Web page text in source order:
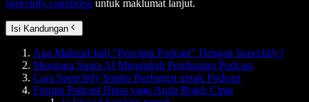
speechify.com/press untuk maklumat lanjut.
Isi Kandungan
Apa Maksud Jadi "Pencipta Podcast" Dengan Speechify?
Mengapa Suara AI Mengubah Pembuatan Podcast
Cara Speechify Studio Berfungsi untuk Podcast
Format Podcast Biasa yang Anda Boleh Cipta